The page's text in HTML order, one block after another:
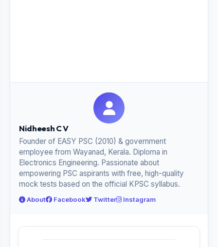
Nidheesh C V
Founder of EASY PSC (2010) & government
employee from Wayanad, Kerala. Diploma in
Electronics Engineering. Passionate about
empowering PSC aspirants with free, high-quality
mock tests based on the official KPSC syllabus.
About Facebook Twitter Instagram